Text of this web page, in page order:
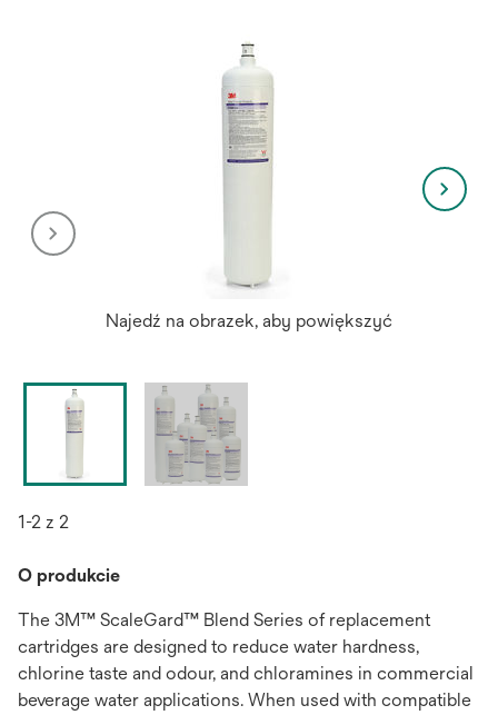
Najedź na obrazek, aby powiększyć
1-2 z 2
O produkcie
The 3M™ ScaleGard™ Blend Series of replacement
cartridges are designed to reduce water hardness,
chlorine taste and odour, and chloramines in commercial
beverage water applications. When used with compatible